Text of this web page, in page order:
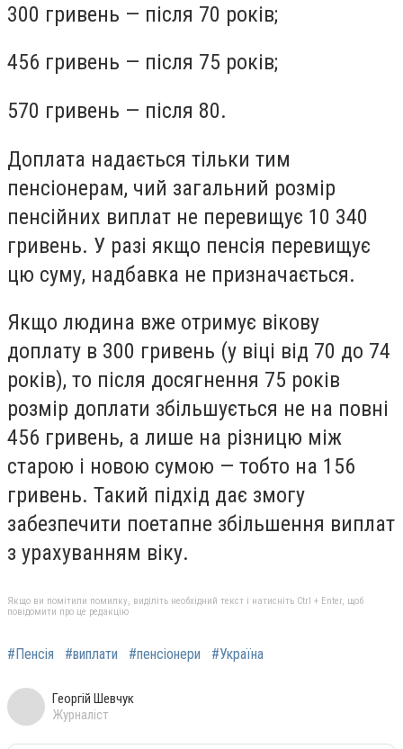
300 гривень — після 70 років;
456 гривень — після 75 років;
570 гривень — після 80.
Доплата надається тільки тим
пенсіонерам, чий загальний розмір
пенсійних виплат не перевищує 10 340
гривень. У разі якщо пенсія перевищує
цю суму, надбавка не призначається.
Якщо людина вже отримує вікову
доплату в 300 гривень (у віці від 70 до 74
років), то після досягнення 75 років
розмір доплати збільшується не на повні
456 гривень, а лише на різницю між
старою і новою сумою — тобто на 156
гривень. Такий підхід дає змогу
забезпечити поетапне збільшення виплат
з урахуванням віку.
Якщо ви помітили помилку, виділіть необхідний текст і натисніть Ctrl + Enter, щоб
повідомити про це редакцію
#Пенсія #виплати #пенсіонери #Україна
Георгій Шевчук
Журналіст